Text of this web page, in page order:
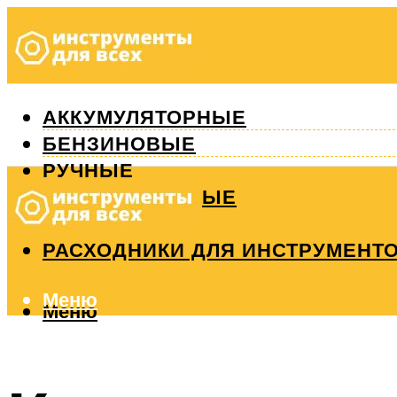
АККУМУЛЯТОРНЫЕ
БЕНЗИНОВЫЕ
РУЧНЫЕ
ИЗМЕРИТЕЛЬНЫЕ
РЕМОНТ
РАСХОДНИКИ ДЛЯ
Меню
Меню